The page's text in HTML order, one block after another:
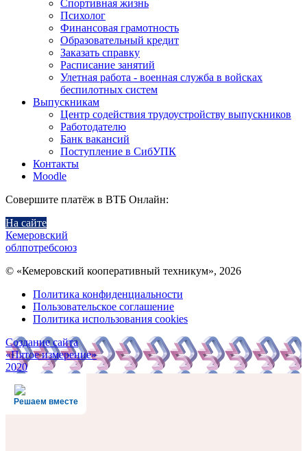
Спортивная жизнь
Психолог
Финансовая грамотность
Образовательный кредит
Заказать справку
Расписание занятий
Улетная работа - военная служба в войсках
беспилотных систем
Выпускникам
Центр содействия трудоустройству выпускников
Работодателю
Банк вакансий
Поступление в СибУПК
Контакты
Moodle
Совершите платёж в ВТБ Онлайн:
На сайте
Кемеровский
облпотребсоюз
© «Кемеровский кооперативный техникум», 2026
Политика конфиденциальности
Пользовательское соглашение
Политика использования cookies
Создание сайта
«Пятое измерение»
2020
Решаем вместе